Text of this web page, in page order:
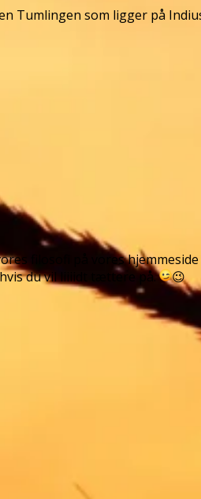
Tumlingen som ligger på
filosofi på vores hjemmeside
du vil liiiidt tættere på. 😉